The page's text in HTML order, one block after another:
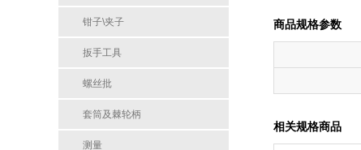
钳子\夹子
扳手工具
螺丝批
套筒及棘轮柄
测量
商品规格参数
相关规格商品